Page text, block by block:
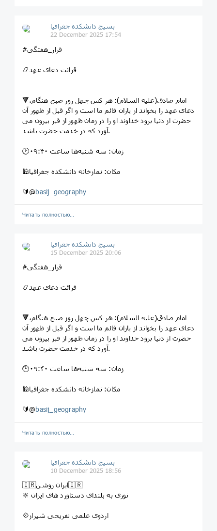
بسیج دانشکده‌ جغرافیا
22 December 2025 17:54
#قرار_هفتگی
📿قرائت دعای عهد
🔻امام صادق(علیه السلام): هر کس چهل روز صبح هنگام،
دعاى عهد را بخواند از یاران قائم ما است و اگر قبل از ظهور آن
حضرت از دنیا برود خداوند او را در زمان ظهور از قبر بیرون مى
آورد که در خدمت حضرت باشد.
🕑زمان: سه شنبه‌ها ساعت ۰۹:۴۰
🕌مکان: نمازخانه دانشکده جغرافیا
🔰@basij_geography
Читать полностью…
بسیج دانشکده‌ جغرافیا
15 December 2025 20:06
#قرار_هفتگی
📿قرائت دعای عهد
🔻امام صادق(علیه السلام): هر کس چهل روز صبح هنگام،
دعاى عهد را بخواند از یاران قائم ما است و اگر قبل از ظهور آن
حضرت از دنیا برود خداوند او را در زمان ظهور از قبر بیرون مى
آورد که در خدمت حضرت باشد.
🕑زمان: سه شنبه‌ها ساعت ۰۹:۴۰
🕌مکان: نمازخانه دانشکده جغرافیا
🔰@basij_geography
Читать полностью…
بسیج دانشکده‌ جغرافیا
10 December 2025 18:56
🇮🇷ایران روشن🇮🇷
🔆 نوری به بلندای دستاورد های ایران
💠اردوی علمی تفریحی شیراز